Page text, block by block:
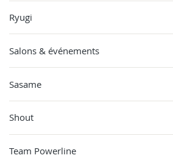
Ryugi
Salons & événements
Sasame
Shout
Team Powerline